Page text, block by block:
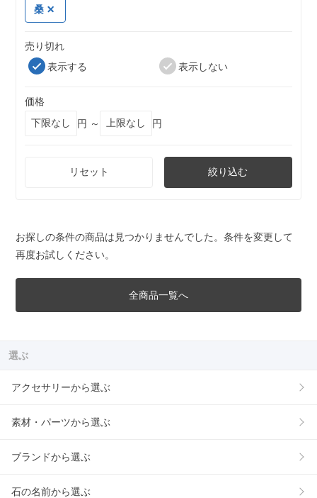
桑
売り切れ
表示する
表示しない
価格
円 ～
円
リセット 絞り込む
お探しの条件の商品は見つかりませんでした。条件を変更して
再度お試しください。
全商品一覧へ
選ぶ
アクセサリーから選ぶ
素材・パーツから選ぶ
ブランドから選ぶ
石の名前から選ぶ